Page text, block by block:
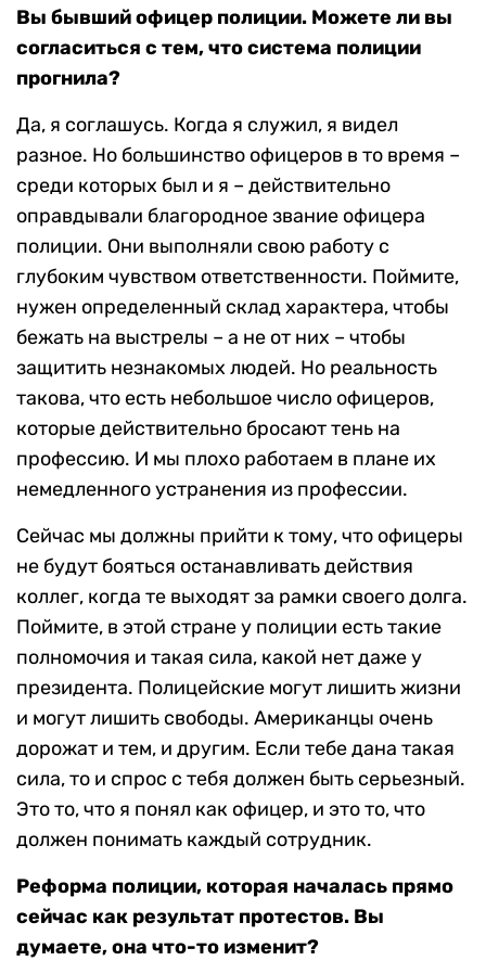
Вы бывший офицер полиции. Можете ли вы
согласиться с тем, что система полиции
прогнила?
Да, я соглашусь. Когда я служил, я видел
разное. Но большинство офицеров в то время –
среди которых был и я – действительно
оправдывали благородное звание офицера
полиции. Они выполняли свою работу с
глубоким чувством ответственности. Поймите,
нужен определенный склад характера, чтобы
бежать на выстрелы – а не от них – чтобы
защитить незнакомых людей. Но реальность
такова, что есть небольшое число офицеров,
которые действительно бросают тень на
профессию. И мы плохо работаем в плане их
немедленного устранения из профессии.
Сейчас мы должны прийти к тому, что офицеры
не будут бояться останавливать действия
коллег, когда те выходят за рамки своего долга.
Поймите, в этой стране у полиции есть такие
полномочия и такая сила, какой нет даже у
президента. Полицейские могут лишить жизни
и могут лишить свободы. Американцы очень
дорожат и тем, и другим. Если тебе дана такая
сила, то и спрос с тебя должен быть серьезный.
Это то, что я понял как офицер, и это то, что
должен понимать каждый сотрудник.
Реформа полиции, которая началась прямо
сейчас как результат протестов. Вы
думаете, она что-то изменит?